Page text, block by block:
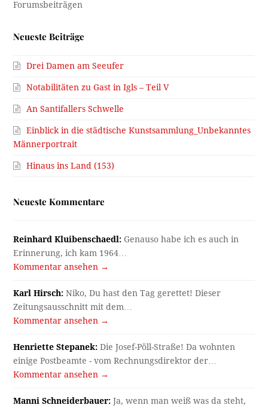
Neueste Beiträge
Drei Damen am Seeufer
Notabilitäten zu Gast in Igls – Teil V
An Santifallers Schwelle
Einblick in die städtische Kunstsammlung_Unbekanntes
Männerportrait
Hinaus ins Land (153)
Neueste Kommentare
Reinhard Kluibenschaedl: Genauso habe ich es auch in
Erinnerung, ich kam 1964…
Kommentar ansehen →
Karl Hirsch: Niko, Du hast den Tag gerettet! Dieser
Zeitungsausschnitt mit dem…
Kommentar ansehen →
Henriette Stepanek: Die Josef-Pöll-Straße! Da wohnten
einige Postbeamte - vom Rechnungsdirektor der…
Kommentar ansehen →
Manni Schneiderbauer: Ja, wenn man weiß was da steht,